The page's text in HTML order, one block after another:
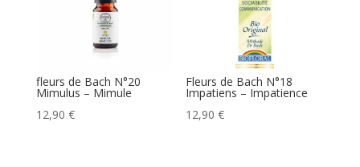
fleurs de Bach N°20
Mimulus – Mimule
12,90 €
Fleurs de Bach N°18
Impatiens – Impatience
12,90€